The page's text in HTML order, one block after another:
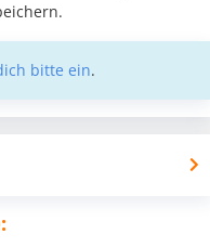
bitte ein.